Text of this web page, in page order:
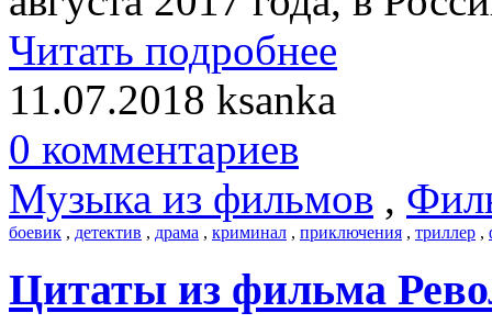
Читать подробнее
11.07.2018 ksanka
0 комментариев
Музыка из фильмов ,
боевик , детектив , драма , криминал , приключения , триллер ,
Цитаты из фильма